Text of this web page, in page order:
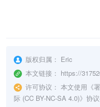
版权归属： Eric
本文链接： https://
许可协议： 本文使用《
际 (CC BY-NC-SA 4.0)》协